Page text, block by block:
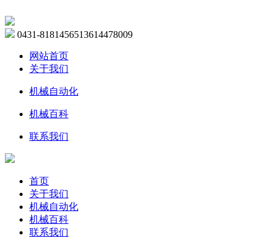
0431-8181456513614478009
网站首页
关于我们
机械自动化
机械百科
联系我们
首页
关于我们
机械自动化
机械百科
联系我们